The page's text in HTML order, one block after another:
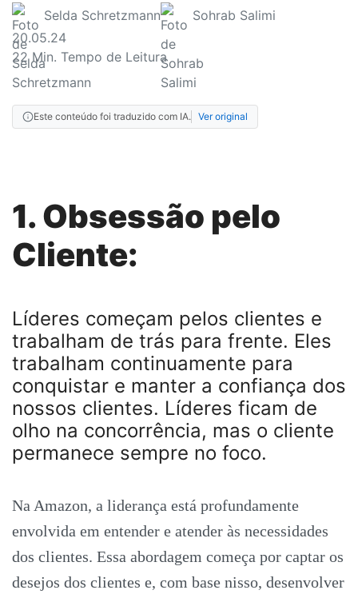
Selda Schretzmann
Sohrab Salimi
20.05.24
22Min. Tempo de Leitura
Este conteúdo foi traduzido com IA. Ver original
1. Obsessão pelo
Cliente:
Líderes começam pelos clientes e
trabalham de trás para frente. Eles
trabalham continuamente para
conquistar e manter a confiança dos
nossos clientes. Líderes ficam de
olho na concorrência, mas o cliente
permanece sempre no foco.
Na Amazon, a liderança está profundamente
envolvida em entender e atender às necessidades
dos clientes. Essa abordagem começa por captar os
desejos dos clientes e, com base nisso, desenvolver